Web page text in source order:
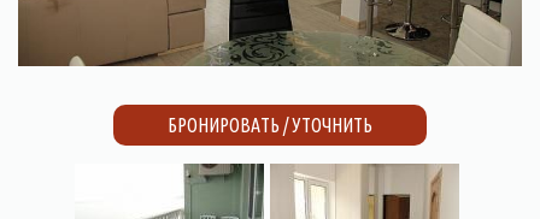
БРОНИРОВАТЬ / УТОЧНИТЬ